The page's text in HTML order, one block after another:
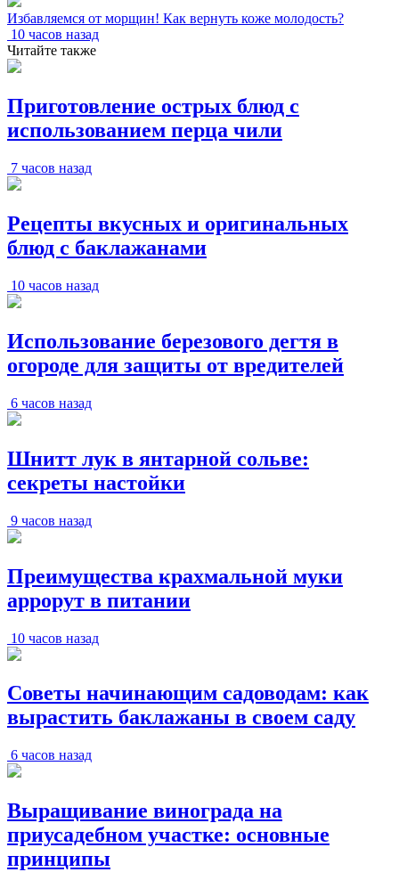
Избавляемся от морщин! Как вернуть коже молодость?
10 часов назад
Читайте также
Приготовление острых блюд с
использованием перца чили
7 часов назад
Рецепты вкусных и оригинальных
блюд с баклажанами
10 часов назад
Использование березового дегтя в
огороде для защиты от вредителей
6 часов назад
Шнитт лук в янтарной сольве:
секреты настойки
9 часов назад
Преимущества крахмальной муки
аррорут в питании
10 часов назад
Советы начинающим садоводам: как
вырастить баклажаны в своем саду
6 часов назад
Выращивание винограда на
приусадебном участке: основные
принципы